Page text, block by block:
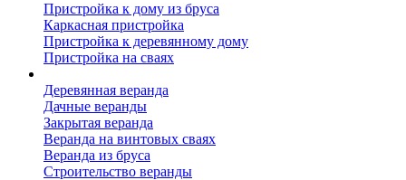
Пристройка к дому из бруса
Каркасная пристройка
Пристройка к деревянному дому
Пристройка на сваях
Деревянная веранда
Дачные веранды
Закрытая веранда
Веранда на винтовых сваях
Веранда из бруса
Строительство веранды